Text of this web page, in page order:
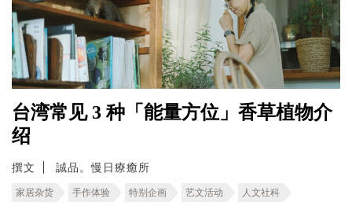
台湾常见 3 种「能量方位」香草植物介
绍
撰文 誠品。慢日療癒所
家居杂货 手作体验 特别企画 艺文活动 人文社科